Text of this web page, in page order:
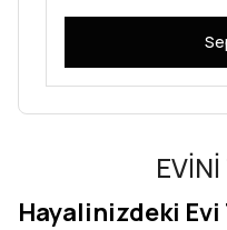
Hayalinizdeki